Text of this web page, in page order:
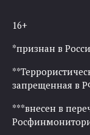
16+
*признан в
запрещенная в
***внесен в